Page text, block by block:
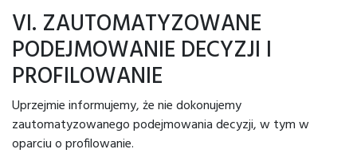
VI. ZAUTOMATYZOWANE
PODEJMOWANIE DECYZJI I
PROFILOWANIE
Uprzejmie informujemy, że nie dokonujemy
zautomatyzowanego podejmowania decyzji, w tym w
oparciu o profilowanie.